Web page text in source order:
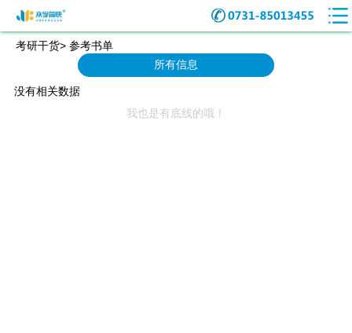
考研干货> 参考书单
所有信息
没有相关数据
我也是有底线的哦！